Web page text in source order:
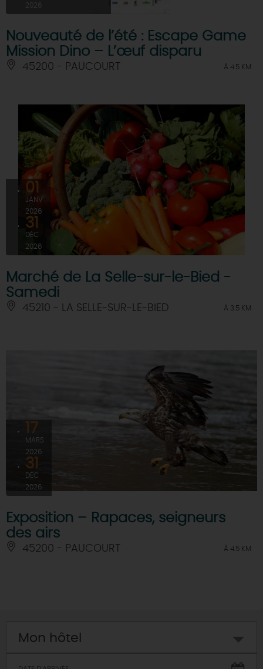
2026
Nouveauté de l’été : Escape Game
Mission Dino – L’œuf disparu
45200 - PAUCOURT À 4.5 KM
01
JANV
2026
31
DÉC
2026
Marché de La Selle-sur-le-Bied -
Samedi
45210 - LA SELLE-SUR-LE-BIED À 3.5 KM
17
MARS
2026
31
DÉC
2026
Exposition – Rapaces, seigneurs
des airs
45200 - PAUCOURT À 4.5 KM
Mon hôtel